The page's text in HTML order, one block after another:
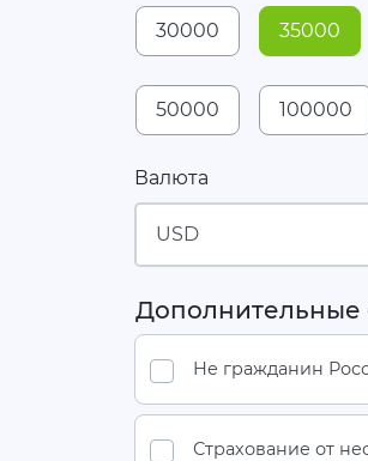
30000 35000
50000 100000
Валюта
USD
Дополнительные
Не гражданин
Страхование от